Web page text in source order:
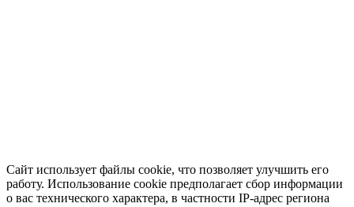
Сайт использует файлы cookie, что позволяет улучшить его
работу. Использование cookie предполагает сбор информации
о вас технического характера, в частности IP-адрес региона